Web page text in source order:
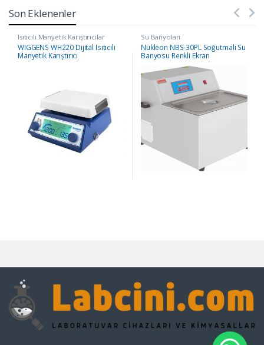
Son Eklenenler
Isıtıcılı Manyetik Karıştırıcılar
WIGGENS WH220 Dijital Isıtıcılı
Manyetik Karıştırıcı
Su Banyoları
Nükleon NBS-30PL Soğutmalı Su
Banyosu Renkli Ekran